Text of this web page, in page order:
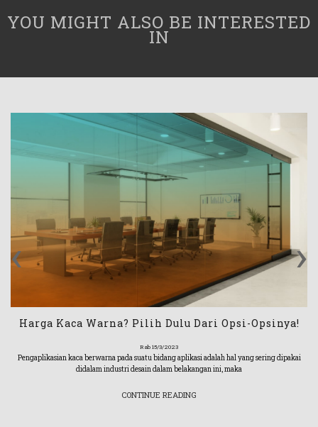
YOU MIGHT ALSO BE INTERESTED
IN
Harga Kaca Warna? Pilih Dulu Dari Opsi-Opsinya!
Rab 15/3/2023
Pengaplikasian kaca berwarna pada suatu bidang aplikasi adalah hal yang sering dipakai
didalam industri desain dalam belakangan ini, maka
CONTINUE READING
‹ ›